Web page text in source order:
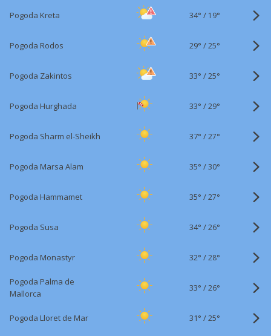
Pogoda Kreta 34° / 19°
Pogoda Rodos 29° /25°
Pogoda Zakintos 33° /25°
Pogoda Hurghada 33° /29°
Pogoda Sharm el-Sheikh 37° /27°
Pogoda Marsa Alam 35° /30°
Pogoda Hammamet 35° /27°
Pogoda Susa 34° /26°
Pogoda Monastyr 32° /28°
Pogoda Palma de
Mallorca
33° /26°
Pogoda Lloret de Mar 31° /25°